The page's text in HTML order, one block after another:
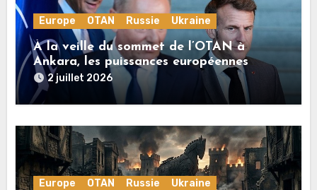
Europe OTAN Russie Ukraine
À la veille du sommet de l’OTAN à
Ankara, les puissances européennes
poussent la guerre en Ukraine vers un
conflit direct avec la Russie
2 juillet 2026
Europe OTAN Russie Ukraine